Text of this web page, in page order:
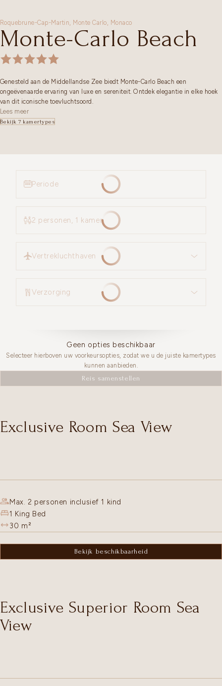
Roquebrune-Cap-Martin, Monte Carlo, Monaco
Monte-Carlo Beach
Genesteld aan de Middellandse Zee biedt Monte-Carlo Beach een
ongeëvenaarde ervaring van luxe en sereniteit. Ontdek elegantie in elke hoek
van dit iconische toevluchtsoord.
Lees meer
Bekijk 7 kamertypes
Periode
2 personen, 1 kamer
Vertrekluchthaven
Verzorging
Geen opties beschikbaar
Selecteer hierboven uw voorkeursopties, zodat we u de juiste kamertypes
kunnen aanbieden.
Reis samenstellen
Exclusive Room Sea View
Max. 2 personen inclusief 1 kind
1 King Bed
30 m²
Bekijk beschikbaarheid
Exclusive Superior Room Sea
View